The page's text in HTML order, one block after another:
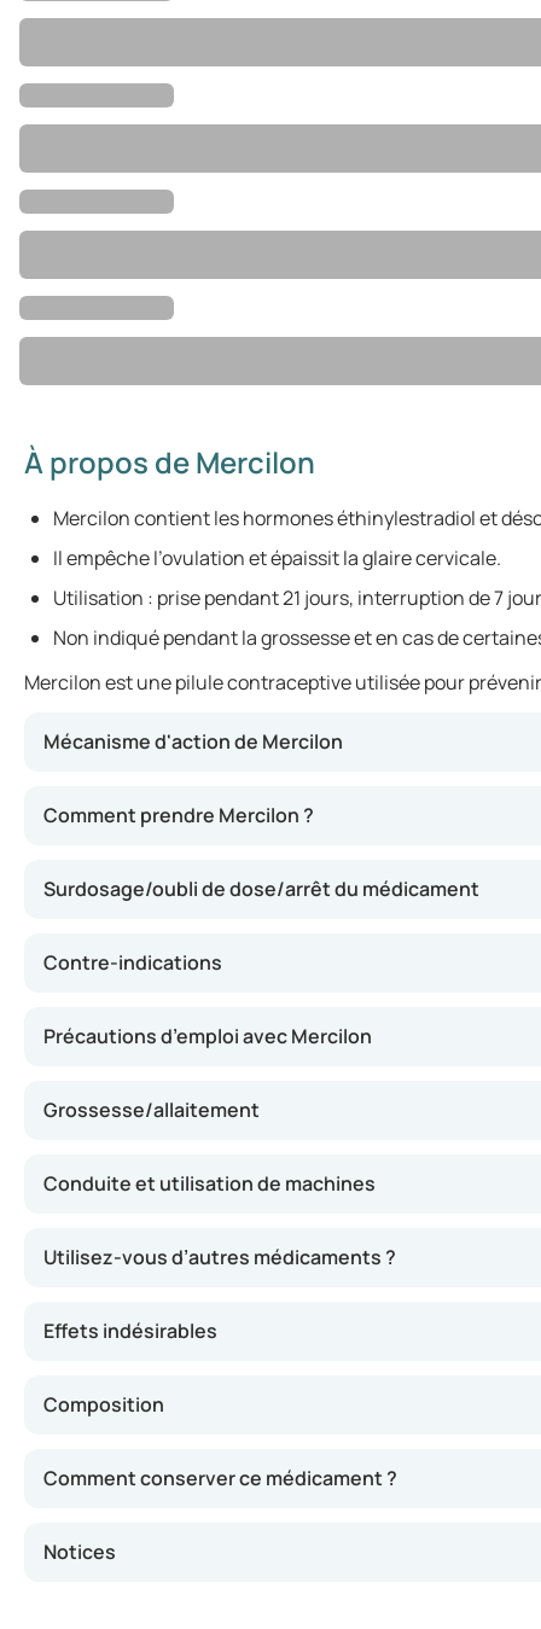
À propos de Mercilon
Mercilon contient les hormones éthinylestradiol et
Il empêche l’ovulation et épaissit la glaire cervicale.
Utilisation : prise pendant 21 jours, interruption de 7
Non indiqué pendant la grossesse et en cas de
Mercilon est une pilule contraceptive utilisée pour
Mécanisme d'action de Mercilon
Comment prendre Mercilon ?
Surdosage/oubli de dose/arrêt du médicament
Contre-indications
Précautions d’emploi avec Mercilon
Grossesse/allaitement
Conduite et utilisation de machines
Utilisez-vous d’autres médicaments ?
Effets indésirables
Composition
Comment conserver ce médicament ?
Notices